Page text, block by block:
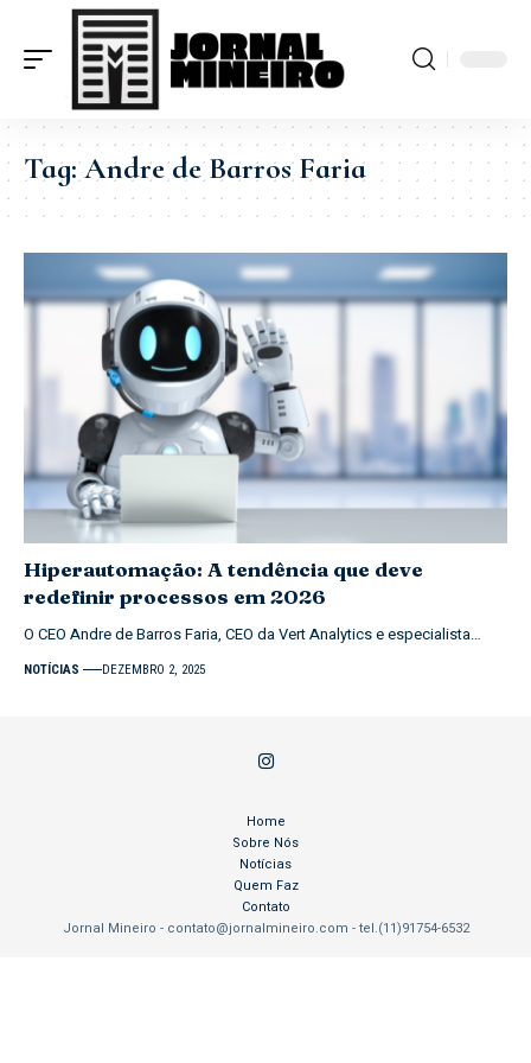
Tag:Andre de Barros Faria
Hiperautomação: A tendência que deve
redefinir processos em 2026
O CEO Andre de Barros Faria, CEO da Vert Analytics e especialista…
NOTÍCIAS DEZEMBRO 2, 2025
Jornal Mineiro - contato@jornalmineiro.com - tel.(11)91754-6532
Home
Sobre Nós
Notícias
Quem Faz
Contato